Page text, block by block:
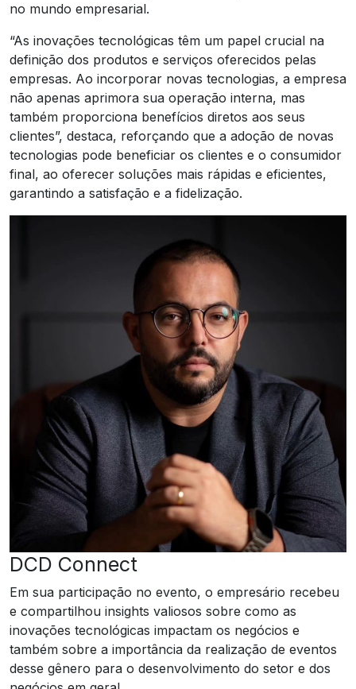
no mundo empresarial.
“As inovações tecnológicas têm um papel crucial na
definição dos produtos e serviços oferecidos pelas
empresas. Ao incorporar novas tecnologias, a empresa
não apenas aprimora sua operação interna, mas
também proporciona benefícios diretos aos seus
clientes”, destaca, reforçando que a adoção de novas
tecnologias pode beneficiar os clientes e o consumidor
final, ao oferecer soluções mais rápidas e eficientes,
garantindo a satisfação e a fidelização.
DCD Connect
Em sua participação no evento, o empresário recebeu
e compartilhou insights valiosos sobre como as
inovações tecnológicas impactam os negócios e
também sobre a importância da realização de eventos
desse gênero para o desenvolvimento do setor e dos